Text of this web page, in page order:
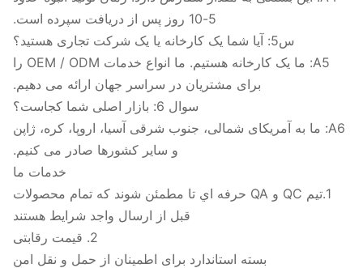
5-10 روز پس از دریافت سپرده است.
س5: آیا شما یک کارخانه یا یک شرکت تجاری هستید؟
A5: ما یک کارخانه هستیم. ما انواع خدمات OEM / ODM را
برای مشتریان در سراسر جهان ارائه می دهیم.
سوال 6: بازار اصلی شما کجاست؟
A6: ما به آمریکای شمالی، جنوب شرقی آسیا، اروپا، کره، ژاپن
و سایر کشورها صادر می کنیم.
خدمات ما
1.تيم QC و QA حرفه اي تا مطمئن شوند که تمام محصولات
قبل از ارسال واجد شرایط هستند
2. قیمت رقابتی
بسته استاندارد برای اطمینان از حمل و نقل امن